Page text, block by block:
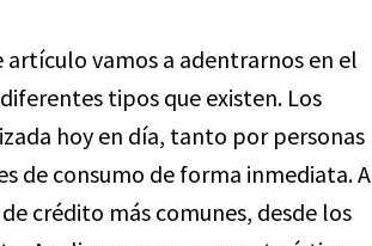
artículo vamos a adentrarnos en el
tipos que existen. Los
hoy en día, tanto por personas
de consumo de forma inmediata. A
crédito más comunes, desde los